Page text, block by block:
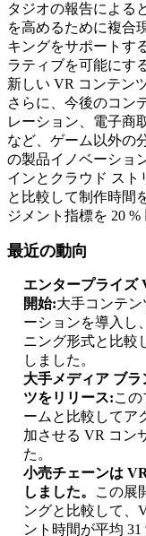
タジオの報告による
を高めるために複合
キングをサポートす
ラティブを可能にす
新しい VR コンテン
さらに、今後のコン
レーション、電子商
など、ゲーム以外の
の製品イノベーショ
インとクラウド ス
と比較して制作時間
ジメント指標を 20 %
最近の動向
エンタープライズ
開始:大手コンテン
ーションを導入し
ニング形式と比較
しました。
大手メディア ブ
ツをリリース:こ
ームと比較してア
加させる VR コン
た。
小売チェーンは
しました。
この展
ングと比較して、
ント時間が平均 31